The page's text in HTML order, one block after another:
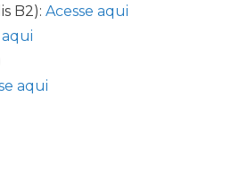
B2): Acesse aqui
aqui
aqui